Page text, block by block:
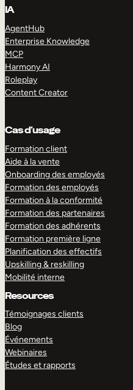
IA
AgentHub
Enterprise Knowledge
MCP
Harmony AI
Roleplay
Content Creator
Cas d’usage
Formation client
Aide à la vente
Onboarding des employés
Formation des employés
Formation à la conformité
Formation des partenaires
Formation des adhérents
Formation première ligne
Planification des effectifs
Upskilling & reskilling
Mobilité interne
Resources
Témoignages clients
Blog
Événements
Webinaires
Études et rapports